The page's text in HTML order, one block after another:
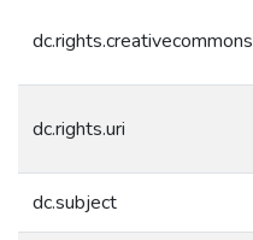
dc.rights.creativecommons
dc.rights.uri
dc.subject